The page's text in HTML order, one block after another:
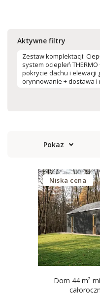
Aktywne filtry
Zestaw komplektacji:
system ociepleń
pokrycie dachu i elewacji
orynnowanie + dostawa i
Pokaz
Niska cena
Dom 44 m²